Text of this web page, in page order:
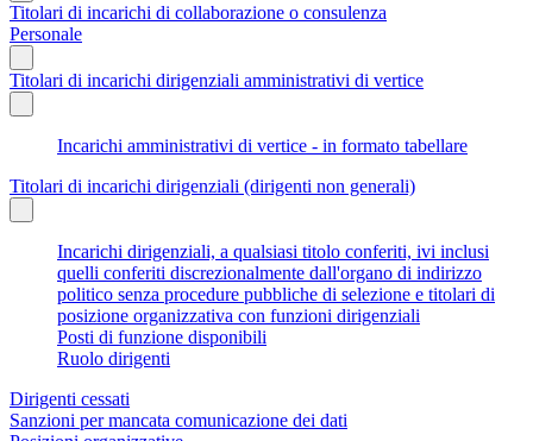
Titolari di incarichi di collaborazione o consulenza
Personale
Titolari di incarichi dirigenziali amministrativi di vertice
Incarichi amministrativi di vertice - in formato tabellare
Titolari di incarichi dirigenziali (dirigenti non generali)
Incarichi dirigenziali, a qualsiasi titolo conferiti, ivi inclusi
quelli conferiti discrezionalmente dall'organo di indirizzo
politico senza procedure pubbliche di selezione e titolari di
posizione organizzativa con funzioni dirigenziali
Posti di funzione disponibili
Ruolo dirigenti
Dirigenti cessati
Sanzioni per mancata comunicazione dei dati